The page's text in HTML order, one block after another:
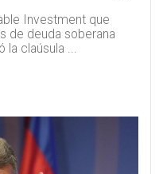
Investment que
de deuda soberana
la claúsula ...